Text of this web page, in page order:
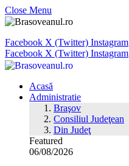
Close Menu
Facebook X (Twitter) Instagram
Facebook X (Twitter) Instagram
Acasă
Administratie
Braşov
Consiliul Judeţean
Din Judeţ
Featured
06/08/2026